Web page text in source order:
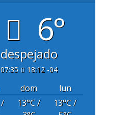
6°
despejado
07:35 18:12 -04
dom
lun
/
13°C/
13°C/